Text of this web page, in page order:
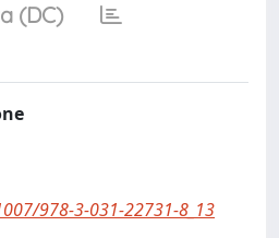
(DC)
978-3-031-22731-8_13